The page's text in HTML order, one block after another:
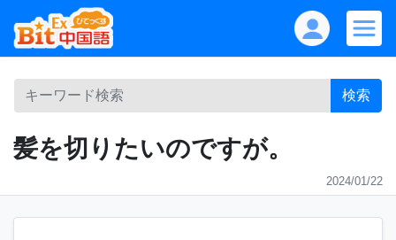
検索
髪を切りたいのですが。
2024/01/22